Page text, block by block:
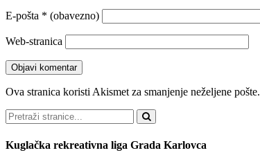
E-pošta * (obavezno)
Web-stranica
Ova stranica koristi Akismet za smanjenje neželjene pošte.
Pretraži
Kuglačka rekreativna liga Grada Karlovca